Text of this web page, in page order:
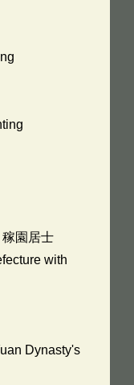
園居士
with
Dynasty's